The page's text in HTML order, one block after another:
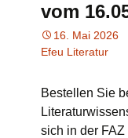
vom
16. Mai 2026
Efeu Literatur
Bestellen Sie
sich in der